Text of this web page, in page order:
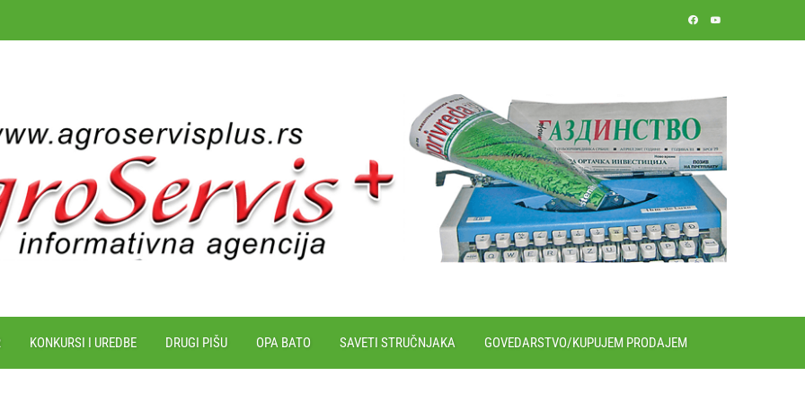
KONKURSI I UREDBE DRUGI PIŠU OPA BATO SAVETI STRUČNJAKA GOVEDARSTVO/KUPUJEM PRODAJEM